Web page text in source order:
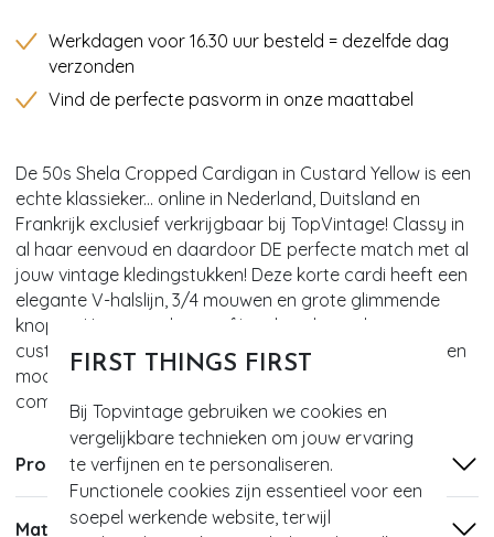
FIRST THINGS FIRST
Bij Topvintage gebruiken we cookies en
vergelijkbare technieken om jouw ervaring
te verfijnen en te personaliseren.
Functionele cookies zijn essentieel voor een
soepel werkende website, terwijl
Werkdagen voor 16.30 uur besteld = dezelfde dag
verzonden
Vind de perfecte pasvorm in onze maattabel
De 50s Shela Cropped Cardigan in Custard Yellow is een
echte klassieker... online in Nederland, Duitsland en
Frankrijk exclusief verkrijgbaar bij TopVintage! Classy in
al haar eenvoud en daardoor DE perfecte match met al
jouw vintage kledingstukken! Deze korte cardi heeft een
elegante V-halslijn, 3/4 mouwen en grote glimmende
knopen. Uitgevoerd in een fijngebreide, zachte,
custardgele acrylmix met een heerlijke stretch voor een
mooie aansluitende pasvorm. De
combinatiemogelijkheden zijn eindeloos!
Productinformatie
Materiaal